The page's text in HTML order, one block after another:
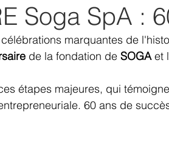
Soga SpA :
marquantes de
de la fondation de SOGA et
étapes majeures, qui
60 ans de